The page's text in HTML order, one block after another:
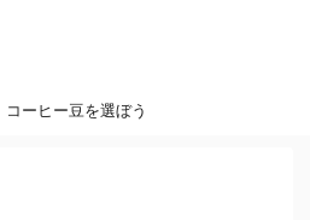
コーヒー豆を選ぼう